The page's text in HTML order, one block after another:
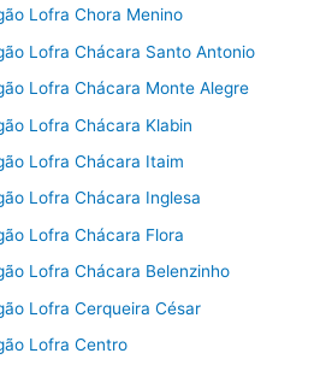
Lofra Chora Menino
Lofra Chácara Santo Antonio
Lofra Chácara Monte Alegre
Lofra Chácara Klabin
Lofra Chácara Itaim
Lofra Chácara Inglesa
Lofra Chácara Flora
Lofra Chácara Belenzinho
Lofra Cerqueira César
Lofra Centro